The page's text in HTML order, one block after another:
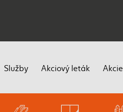
Služby Akciový leták Akcie